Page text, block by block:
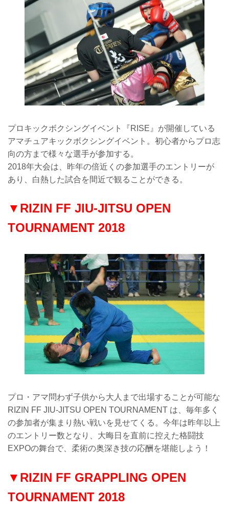
プロキックボクシングイベント『RISE』が開催している
アマチュアキックボクシングイベント。初心者からプロ志
向の方まで様々な選手が参加する。
2018年大会は、昨年の倍近くの参加選手のエントリーが
あり、白熱した試合を間近で観ることができる。
▼RIZIN FF JIU-JITSU OPEN
TOURNAMENT 2018
プロ・アマ問わず子供から大人まで出場することが可能な
RIZIN FF JIU-JITSU OPEN TOURNAMENT は、毎年多く
の参加者が集まり熱い戦いを見せてくる。今年は昨年以上
のエントリー数となり、大晦日を直前に控えた格闘技
EXPOの舞台で、柔術の奥深き技の応酬を堪能しよう！
▼RIZIN FF GRAPPLING OPEN
TOURNAMENT 2018